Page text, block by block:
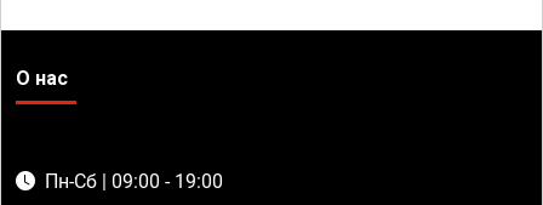
О нас
Пн-Сб | 09:00 - 19:00